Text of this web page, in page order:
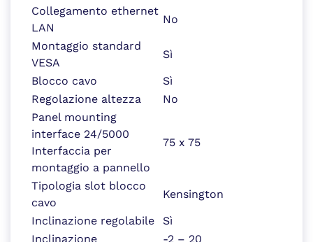
Collegamento ethernet
LAN
No
Montaggio standard
VESA
Sì
Blocco cavo
Sì
Regolazione altezza
No
Panel mounting
interface 24/5000
Interfaccia per
montaggio a pannello
75 x 75
Tipologia slot blocco
cavo
Kensington
Inclinazione regolabile
Sì
Inclinazione
-2 – 20